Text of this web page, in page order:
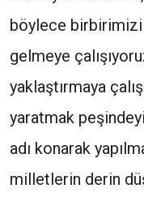
böylece birbirimizi
gelmeye
yaklaştırmaya
yaratmak
adı konarak
milletlerin derin